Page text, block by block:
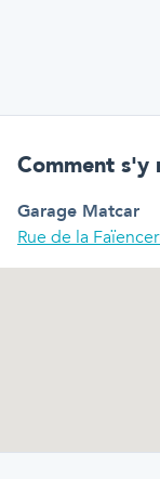
Comment s'y
Garage Matcar
Rue de la